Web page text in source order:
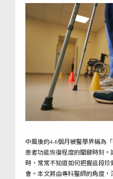
中風後的4-6個月被醫學界稱為
患者功能恢復程度的關鍵時刻
時，常常不知道如何把握這段
會。本文將由專科醫師的角度